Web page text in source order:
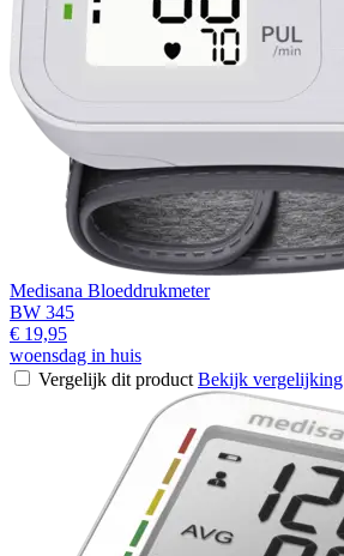
Medisana Bloeddrukmeter
BW 345
€ 19,95
woensdag in huis
Vergelijk dit product Bekijk vergelijking